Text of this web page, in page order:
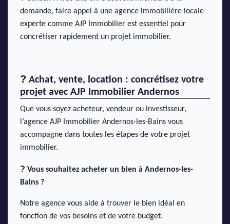
demande, faire appel à une agence immobilière locale
experte comme AJP Immobilier est essentiel pour
concrétiser rapidement un projet immobilier.
? Achat, vente, location : concrétisez votre
projet avec AJP Immobilier Andernos
Que vous soyez acheteur, vendeur ou investisseur,
l’agence AJP Immobilier Andernos-les-Bains vous
accompagne dans toutes les étapes de votre projet
immobilier.
? Vous souhaitez acheter un bien à Andernos-les-
Bains ?
Notre agence vous aide à trouver le bien idéal en
fonction de vos besoins et de votre budget.